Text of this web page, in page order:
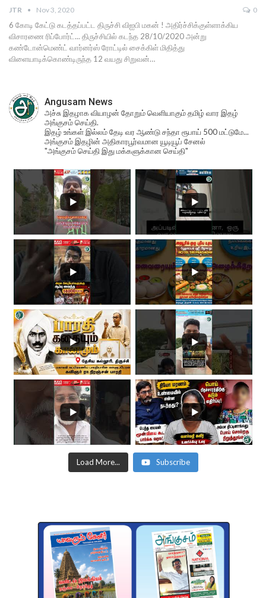
JTR Nov 3, 2020 0
6 கோடி கேட்டு கடத்தப்பட்ட திருச்சி விஐபி மகன் ! அதிர்ச்சிக்குள்ளாக்கிய
விசாரணை ரிப்போர்ட்... திருச்சியில் கடந்த 28/10/2020 அன்று
கண்டோன்மெண்ட் வார்னர்ஸ் ரோட்டில் சைக்கிள் மிதித்து
விளையாடிக்கொண்டிருந்த 12 வயது சிறுவன்…
Angusam News
அச்சு இதழாக வியாழன் தோறும் வெளியாகும் தமிழ் வார இதழ்
அங்குசம் செய்தி.
இதழ் உங்கள் இல்லம் தேடி வர ஆண்டு சந்தா ரூபாய் 500 மட்டுமே...
அங்குசம் இதழின் அதிகாரபூர்வமான யூடியூப் சேனல்
"அங்குசம் செய்தி இது மக்களுக்கான செய்தி"
Load More... Subscribe